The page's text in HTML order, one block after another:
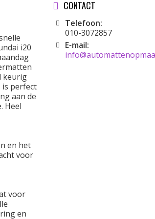
i20
keurig
is perfect
aan de
Heel
en het
voor
voor
en
CONTACT
Telefoon:
010-3072857
E-mail: